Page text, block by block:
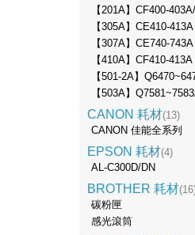
【201A】CF400-
【305A】CE410-413A
【307A】CE740-743A
【410A】CF410-413A
【501-2A】
【503A】
CANON 耗材(13)
CANON 佳能全系列
EPSON 耗材(4)
AL-C300D/DN
BROTHER 耗材
碳粉匣
感光滾筒